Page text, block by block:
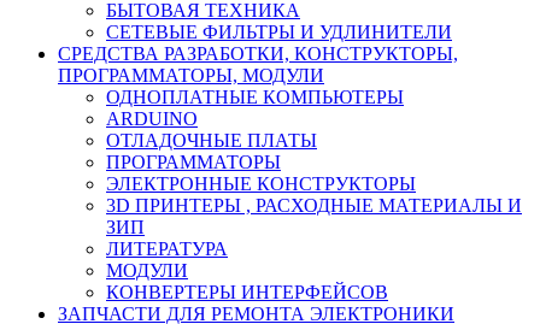
БЫТОВАЯ ТЕХНИКА
СЕТЕВЫЕ ФИЛЬТРЫ И УДЛИНИТЕЛИ
СРЕДСТВА РАЗРАБОТКИ, КОНСТРУКТОРЫ,
ПРОГРАММАТОРЫ, МОДУЛИ
ОДНОПЛАТНЫЕ КОМПЬЮТЕРЫ
ARDUINO
ОТЛАДОЧНЫЕ ПЛАТЫ
ПРОГРАММАТОРЫ
ЭЛЕКТРОННЫЕ КОНСТРУКТОРЫ
3D ПРИНТЕРЫ , РАСХОДНЫЕ МАТЕРИАЛЫ И
ЗИП
ЛИТЕРАТУРА
МОДУЛИ
КОНВЕРТЕРЫ ИНТЕРФЕЙСОВ
ЗАПЧАСТИ ДЛЯ РЕМОНТА ЭЛЕКТРОНИКИ